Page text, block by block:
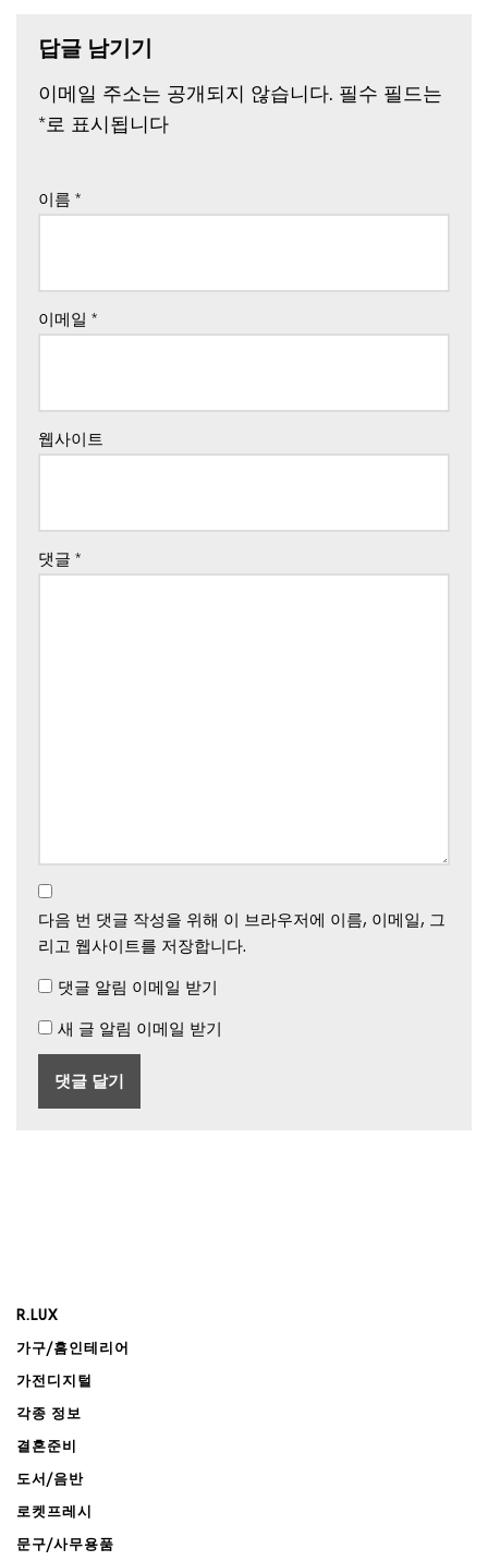
답글 남기기
이메일 주소는 공개되지 않습니다. 필수 필드는
*로 표시됩니다
이름 *
이메일 *
웹사이트
댓글 *
다음 번 댓글 작성을 위해 이 브라우저에 이름, 이메일, 그
리고 웹사이트를 저장합니다.
댓글 알림 이메일 받기
새 글 알림 이메일 받기
R.LUX
가구/홈인테리어
가전디지털
각종 정보
결혼준비
도서/음반
로켓프레시
문구/사무용품